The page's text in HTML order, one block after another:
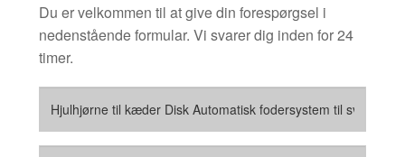
Du er velkommen til at give din forespørgsel i
nedenstående formular. Vi svarer dig inden for 24
timer.